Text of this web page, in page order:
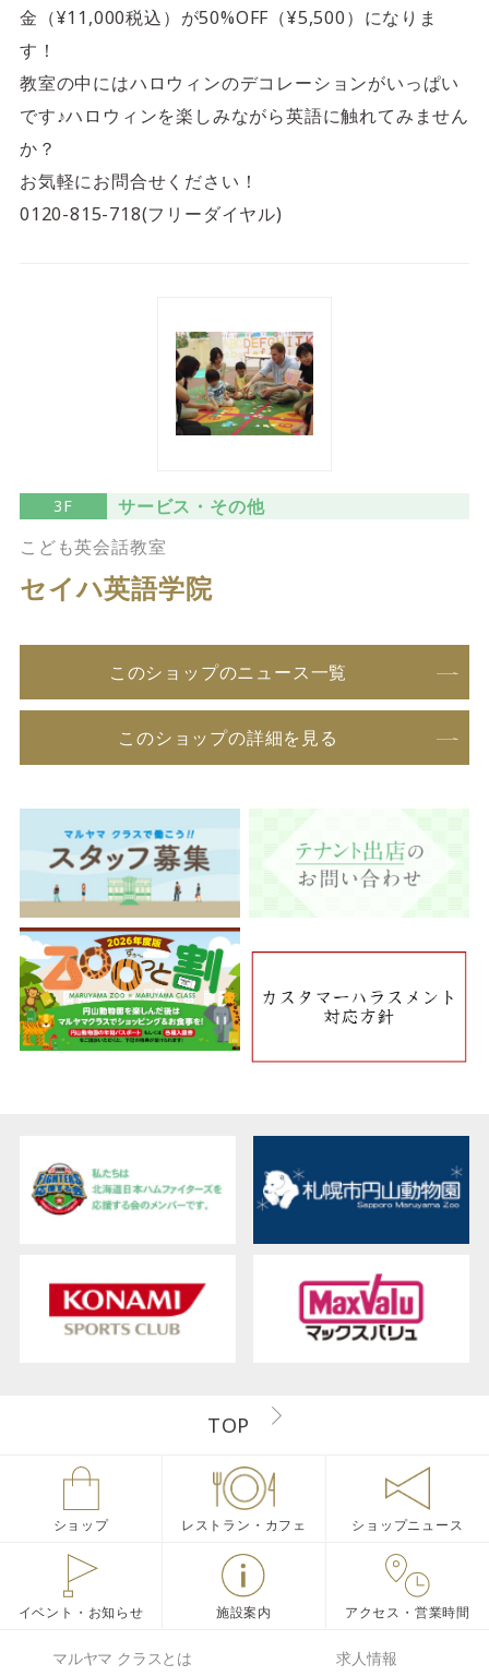
金（¥11,000税込）が50%OFF（¥5,500）になりま
す！
教室の中にはハロウィンのデコレーションがいっぱい
です♪ハロウィンを楽しみながら英語に触れてみません
か？
お気軽にお問合せください！
0120-815-718(フリーダイヤル)
3F
サービス・その他
こども英会話教室
セイハ英語学院
このショップのニュース一覧
このショップの詳細を見る
TOP
ショップ レストラン・カフェ ショップニュース
イベント・お知らせ 施設案内 アクセス・営業時間
マルヤマ クラスとは 求人情報